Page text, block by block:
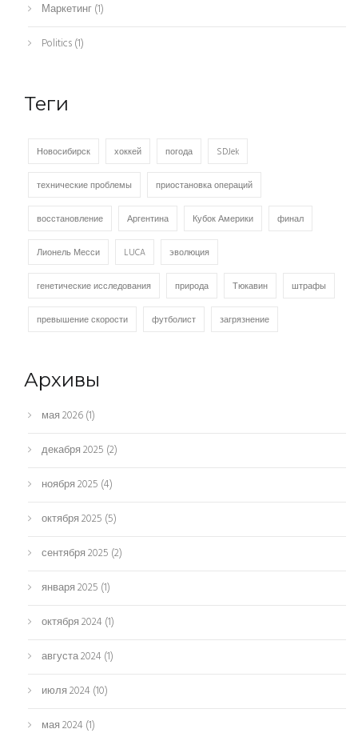
Маркетинг(1)
Politics(1)
Теги
Новосибирск хоккей погода SDJek
технические проблемы приостановка операций
восстановление Аргентина Кубок Америки финал
Лионель Месси LUCA эволюция
генетические исследования природа Тюкавин штрафы
превышение скорости футболист загрязнение
Архивы
мая 2026(1)
декабря 2025 (2)
ноября 2025 (4)
октября 2025 (5)
сентября 2025 (2)
января 2025 (1)
октября 2024 (1)
августа 2024 (1)
июля 2024 (10)
мая 2024 (1)